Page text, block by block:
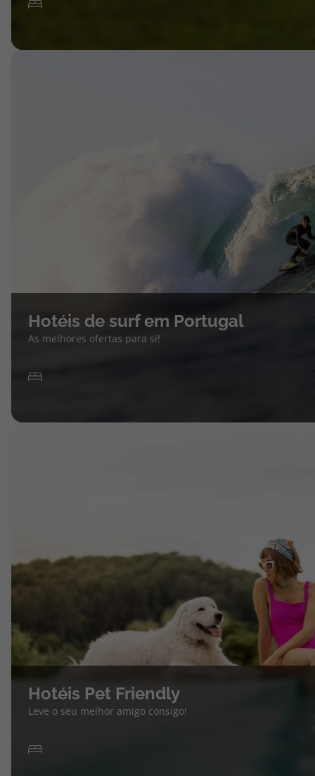
Hotéis de surf em Portugal
As melhores ofertas para si!
Hotéis Pet Friendly
Leve o seu melhor amigo consigo!